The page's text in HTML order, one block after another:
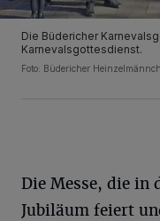
Die Büdericher
Karnevalsgottesdienst.
Foto: Büdericher
Die Messe, die in
Jubiläum feiert